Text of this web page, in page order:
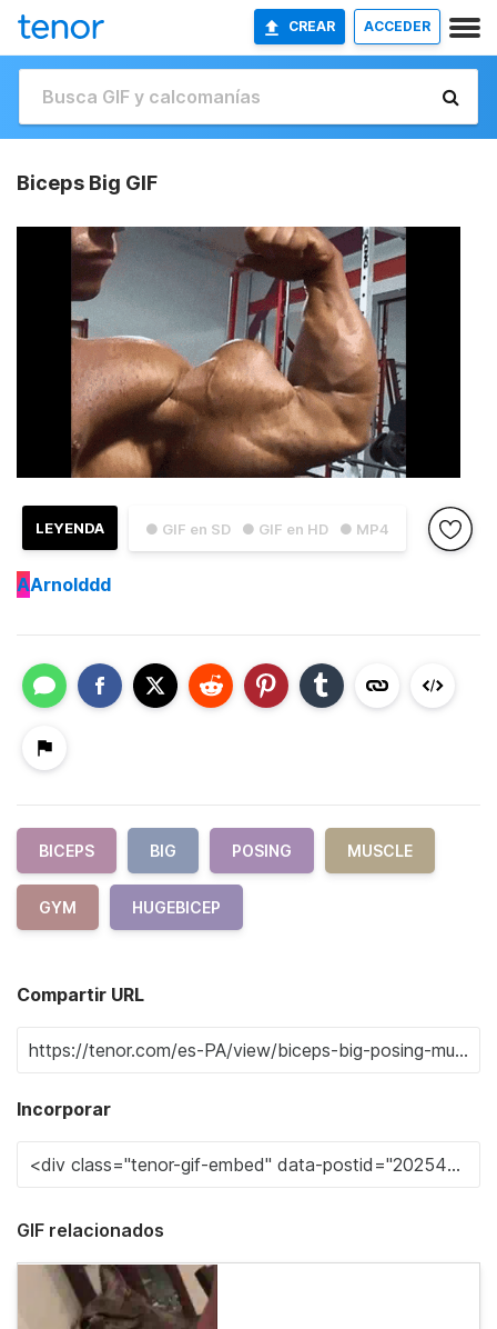
CREAR ACCEDER
Biceps Big GIF
● GIF en SD ● GIF en HD ● MP4
LEYENDA
AArnolddd
BICEPS BIG POSING MUSCLE
GYM HUGEBICEP
Compartir URL
Incorporar
GIF relacionados